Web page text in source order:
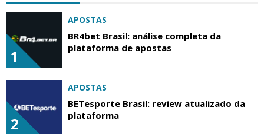
1
APOSTAS
BR4bet Brasil: análise completa da
plataforma de apostas
2
APOSTAS
BETesporte Brasil: review atualizado da
plataforma